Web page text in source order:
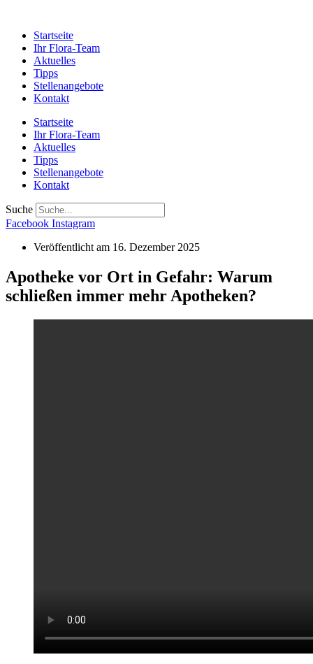
Startseite
Ihr Flora-Team
Aktuelles
Tipps
Stellenangebote
Kontakt
Startseite
Ihr Flora-Team
Aktuelles
Tipps
Stellenangebote
Kontakt
Suche
Facebook Instagram
Veröffentlicht am 16. Dezember 2025
Apotheke vor Ort in Gefahr: Warum
schließen immer mehr Apotheken?